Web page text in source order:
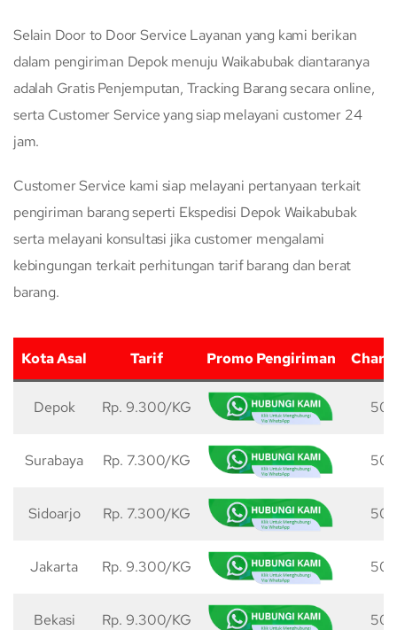
Selain Door to Door Service Layanan yang kami berikan
dalam pengiriman Depok menuju Waikabubak diantaranya
adalah Gratis Penjemputan, Tracking Barang secara online,
serta Customer Service yang siap melayani customer 24
jam.
Customer Service kami siap melayani pertanyaan terkait
pengiriman barang seperti Ekspedisi Depok Waikabubak
serta melayani konsultasi jika customer mengalami
kebingungan terkait perhitungan tarif barang dan berat
barang.
Kota Asal Tarif Promo Pengiriman
Depok Rp. 9.300/KG 50
Surabaya Rp. 7.300/KG 50
Sidoarjo Rp. 7.300/KG 50
Jakarta Rp. 9.300/KG 50
Bekasi Rp. 9.300/KG 50